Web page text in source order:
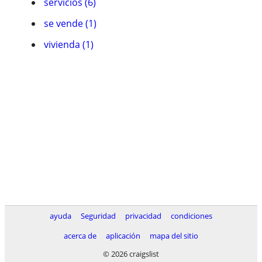
se vende (1)
vivienda (1)
ayuda Seguridad privacidad
condiciones
acerca de
aplicación
mapa del sitio
© 2026 craigslist